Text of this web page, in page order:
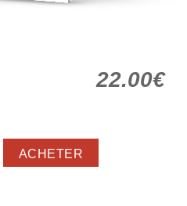
22.00€